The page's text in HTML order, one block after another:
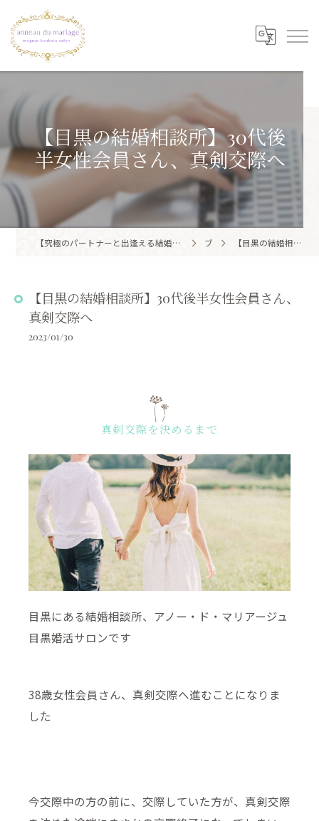
【目黒の結婚相談所】30代後
半女性会員さん、真剣交際へ
【究極のパートナーと出逢える結婚相談所】目黒区・品川区で結婚相談所ならアノー・ド・マリアージュ 目黒婚活サロン ブログ 【目黒の結婚相談所】30代後半女性会員さん、真剣交際へ
【目黒の結婚相談所】30代後半女性会員さん、
真剣交際へ
2023/01/30
真剣交際を決めるまで
目黒にある結婚相談所、アノー・ド・マリアージュ
目黒婚活サロンです
38歳女性会員さん、真剣交際へ進むことになりま
した
今交際中の方の前に、交際していた方が、真剣交際